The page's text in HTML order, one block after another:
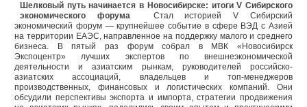
Шелковый путь начинается в Новосибирске: итоги V Сибирского
экономического форумаСтал историей V Сибирский
экономический форум — крупнейшее событие в сфере ВЭД с Азией
на территории ЕАЭС, направленное на поддержку малого и среднего
бизнеса. В пятый раз форум собрал в МВК «Новосибирск
Экспоцентр» лучших экспертов по внешнеэкономической
деятельности и азиатским рынкам, руководителей российско-
азиатских ассоциаций, владельцев и топ-менеджеров
производственных, финансовых и логистических компаний. Они
обсудили перспективы экспорта и импорта, стратегии продвижения